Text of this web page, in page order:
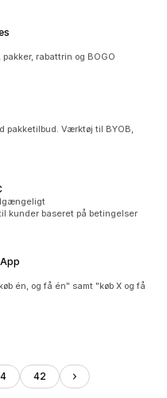
rabattrin og BOGO
pakketilbud. Værktøj til BYOB,
kunder baseret på betingelser
én, og få én" samt "køb X og få
4 42